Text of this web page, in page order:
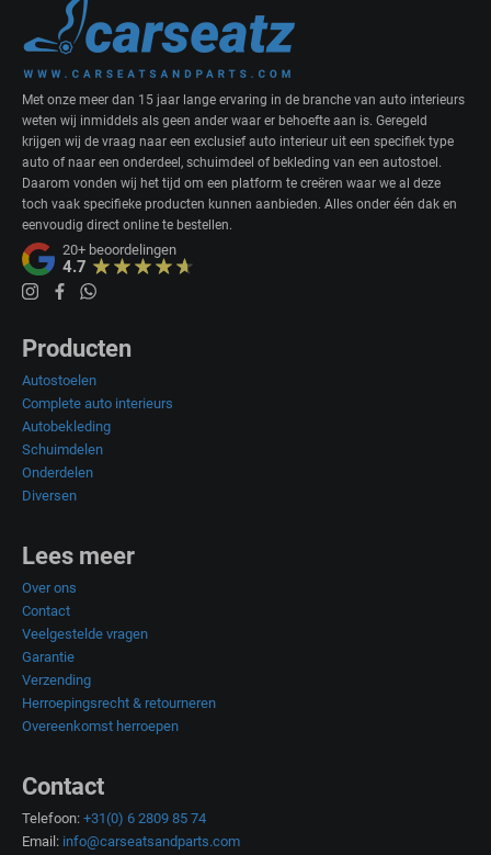
Met onze meer dan 15 jaar lange ervaring in de branche van auto interieurs
weten wij inmiddels als geen ander waar er behoefte aan is. Geregeld
krijgen wij de vraag naar een exclusief auto interieur uit een specifiek type
auto of naar een onderdeel, schuimdeel of bekleding van een autostoel.
Daarom vonden wij het tijd om een platform te creëren waar we al deze
toch vaak specifieke producten kunnen aanbieden. Alles onder één dak en
eenvoudig direct online te bestellen.
20+ beoordelingen
4.7
Producten
Autostoelen
Complete auto interieurs
Autobekleding
Schuimdelen
Onderdelen
Diversen
Lees meer
Over ons
Contact
Veelgestelde vragen
Garantie
Verzending
Herroepingsrecht & retourneren
Overeenkomst herroepen
Contact
Telefoon: +31(0) 6 2809 85 74
Email: info@carseatsandparts.com